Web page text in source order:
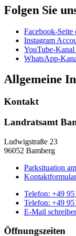
Folgen Sie
Facebook-Seite
Instagram
YouTube-Kanal
WhatsApp-
Allgemeine
Kontakt
Landratsamt
Ludwigstraße 23
96052 Bamberg
Parksituation
Telefon: +49
Telefon: +49
E-Mail
Öffnungszeiten